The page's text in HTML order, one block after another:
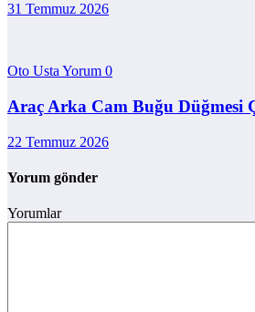
31 Temmuz 2026
Oto Usta Yorum 0
Araç Arka Cam Buğu Düğmesi
22 Temmuz 2026
Yorum gönder
Yorumlar